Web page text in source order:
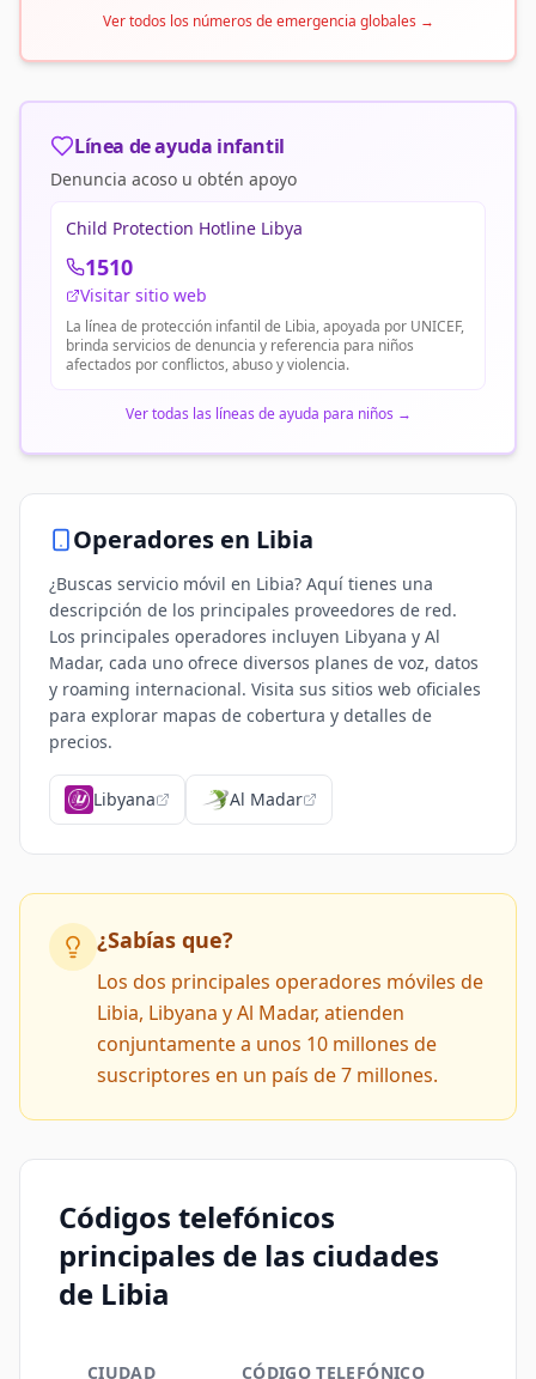
Ver todos los números de emergencia globales →
Línea de ayuda infantil
Denuncia acoso u obtén apoyo
Child Protection Hotline Libya
1510
Visitar sitio web
La línea de protección infantil de Libia, apoyada por UNICEF,
brinda servicios de denuncia y referencia para niños
afectados por conflictos, abuso y violencia.
Ver todas las líneas de ayuda para niños →
Operadores en Libia
¿Buscas servicio móvil en Libia? Aquí tienes una
descripción de los principales proveedores de red.
Los principales operadores incluyen Libyana y Al
Madar, cada uno ofrece diversos planes de voz, datos
y roaming internacional. Visita sus sitios web oficiales
para explorar mapas de cobertura y detalles de
precios.
Libyana Al Madar
¿Sabías que?
Los dos principales operadores móviles de
Libia, Libyana y Al Madar, atienden
conjuntamente a unos 10 millones de
suscriptores en un país de 7 millones.
Códigos telefónicos
principales de las ciudades
de Libia
CIUDAD CÓDIGO TELEFÓNICO